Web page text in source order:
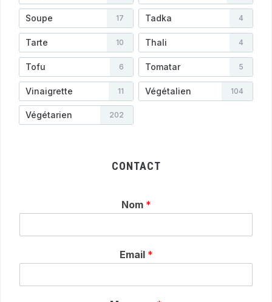
Soupe 17 Tadka 4
Tarte 10 Thali 4
Tofu 6 Tomatar 5
Vinaigrette 11 Végétalien 104
Végétarien 202
CONTACT
Nom *
Email *